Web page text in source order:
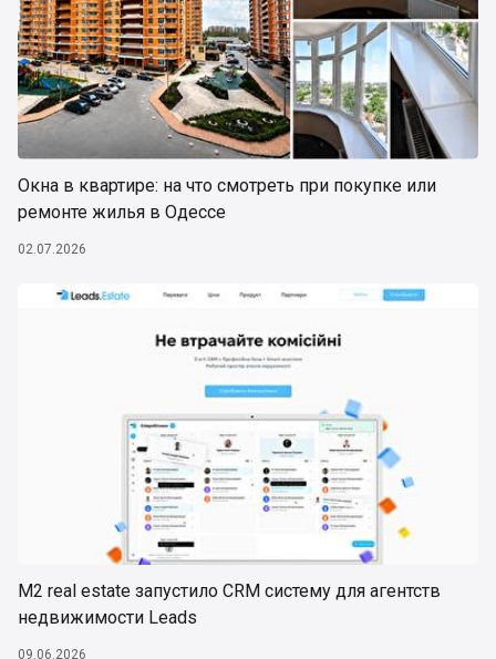
Окна в квартире: на что смотреть при покупке или
ремонте жилья в Одессе
02.07.2026
М2 real estate запустило CRM систему для агентств
недвижимости Leads
09.06.2026